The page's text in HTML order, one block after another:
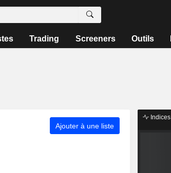
Trading Screeners Outils
Ajouter à une liste
Indices